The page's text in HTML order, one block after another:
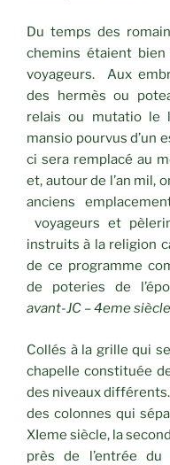
Du temps des
chemins étaient
voyageurs. Aux
des hermès ou
relais ou mutatio le
mansio pourvus d’un
ci sera remplacé au
et, autour de l’an mil,
anciens
voyageurs et
instruits à la religion
de ce programme
de poteries de
avant-JC – 4eme
Collés à la grille qui
chapelle constituée
des niveaux
des colonnes qui
XIeme siècle, la
près de l’entrée du